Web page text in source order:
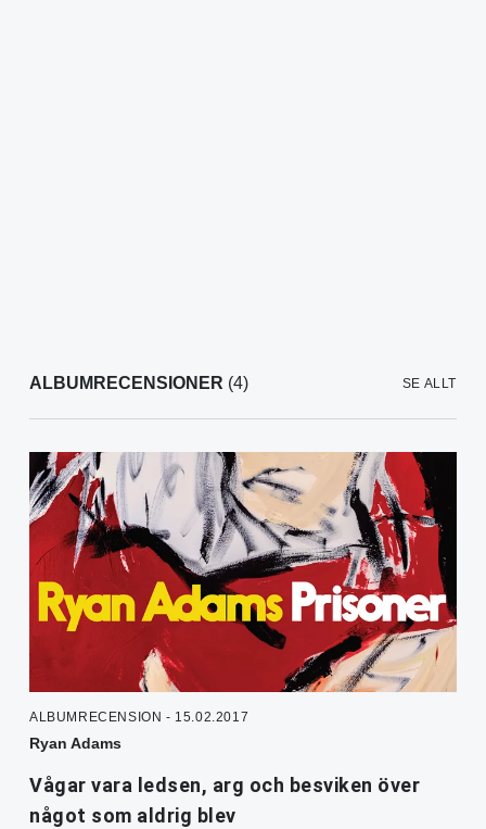
ALBUMRECENSIONER (4) SE ALLT
ALBUMRECENSION - 15.02.2017
Ryan Adams
Vågar vara ledsen, arg och besviken över
något som aldrig blev